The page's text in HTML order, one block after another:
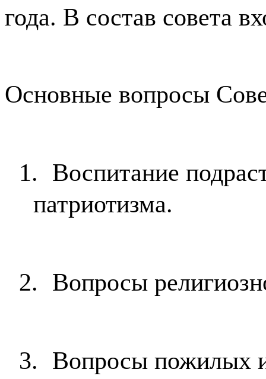
года. В состав совета
Основные вопросы
1.
Воспитание
патриотизма.
2. Вопросы
3. Вопросы пожилых